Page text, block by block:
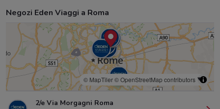
Negozi Eden Viaggi a Roma
© MapTiler© OpenStreetMap contributors
2/e Via Morgagni Roma